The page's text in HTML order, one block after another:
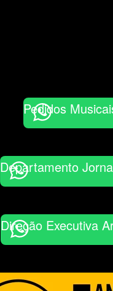
Pedidos
Departamento
Direção Executiva